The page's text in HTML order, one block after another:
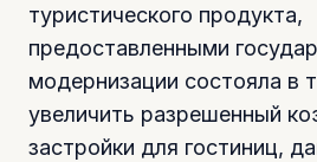
туристического продукта,
предоставленными
модернизации состояла в
увеличить разрешенный
застройки для гостиниц,